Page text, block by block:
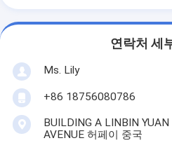
연락처 세
Ms. Lily
+86 18756080786
BUILDING A LINBIN
AVENUE 허페이 중국